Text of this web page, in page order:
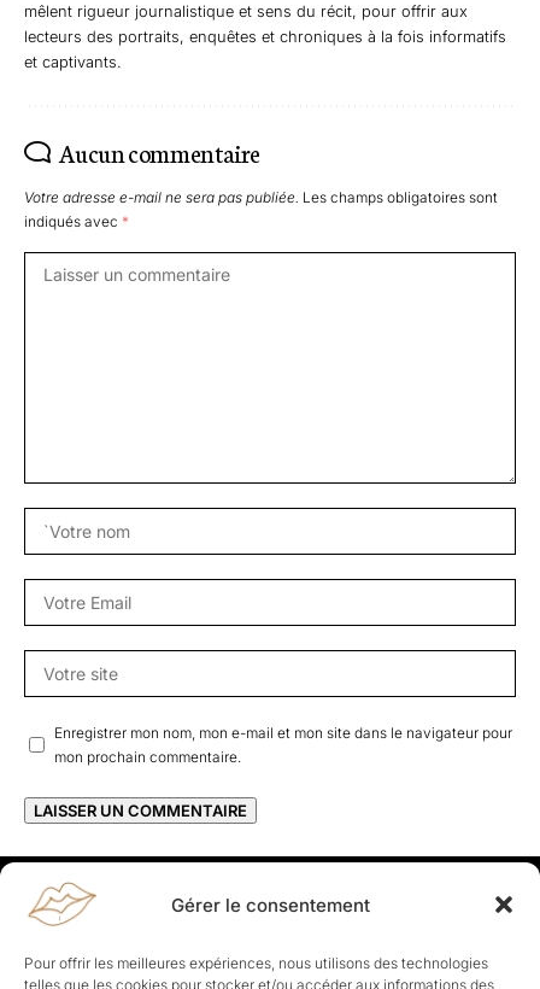
Gérer le consentement
Pour offrir les meilleures expériences, nous utilisons des technologies
telles que les cookies pour stocker et/ou accéder aux informations des
mêlent rigueur journalistique et sens du récit, pour offrir aux
lecteurs des portraits, enquêtes et chroniques à la fois informatifs
et captivants.
Aucun commentaire
Votre adresse e-mail ne sera pas publiée. Les champs obligatoires sont
indiqués avec *
Enregistrer mon nom, mon e-mail et mon site dans le navigateur pour
mon prochain commentaire.
Rapporteuses
À propos de Rapporteuses :Rapporteuses, c’est l’histoire de
Parisiennes, bien dans leurs baskets qui aiment rapporter ce qui leur